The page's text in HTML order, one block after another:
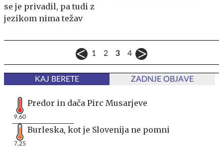
se je privadil, pa tudi z
jezikom nima težav
1 2 3 4
KAJ BERETE ZADNJE OBJAVE
9,60
Predor in dača Pirc Musarjeve
7,25
Burleska, kot je Slovenija ne pomni